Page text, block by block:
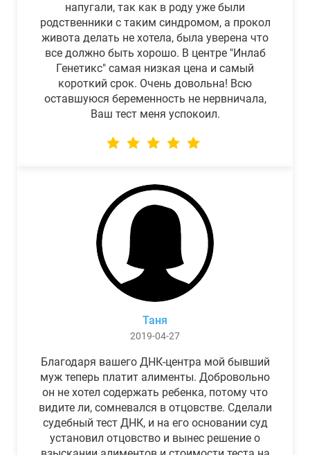
напугали, так как в роду уже были
родственники с таким синдромом, а прокол
живота делать не хотела, была уверена что
все должно быть хорошо. В центре "Инлаб
Генетикс" самая низкая цена и самый
короткий срок. Очень довольна! Всю
оставшуюся беременность не нервничала,
Ваш тест меня успокоил.
Таня
2019-04-27
Благодаря вашего ДНК-центра мой бывший
муж теперь платит алименты. Добровольно
он не хотел содержать ребенка, потому что
видите ли, сомневался в отцовстве. Сделали
судебный тест ДНК, и на его основании суд
установил отцовство и вынес решение о